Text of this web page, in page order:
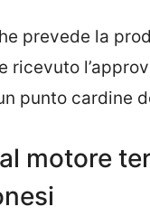
prevede la
ricevuto
punto cardine
motore